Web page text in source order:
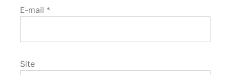
E-mail *
Site